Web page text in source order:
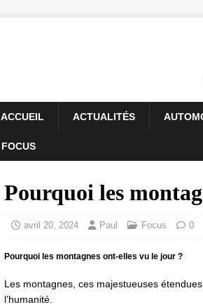
ACCUEIL ACTUALITÉS
FOCUS
Pourquoi les
avril 20, 2024 Paul Focus 0
Pourquoi les montagnes ont-elles vu le jour ?
Les montagnes, ces majestueuses
l’humanité.